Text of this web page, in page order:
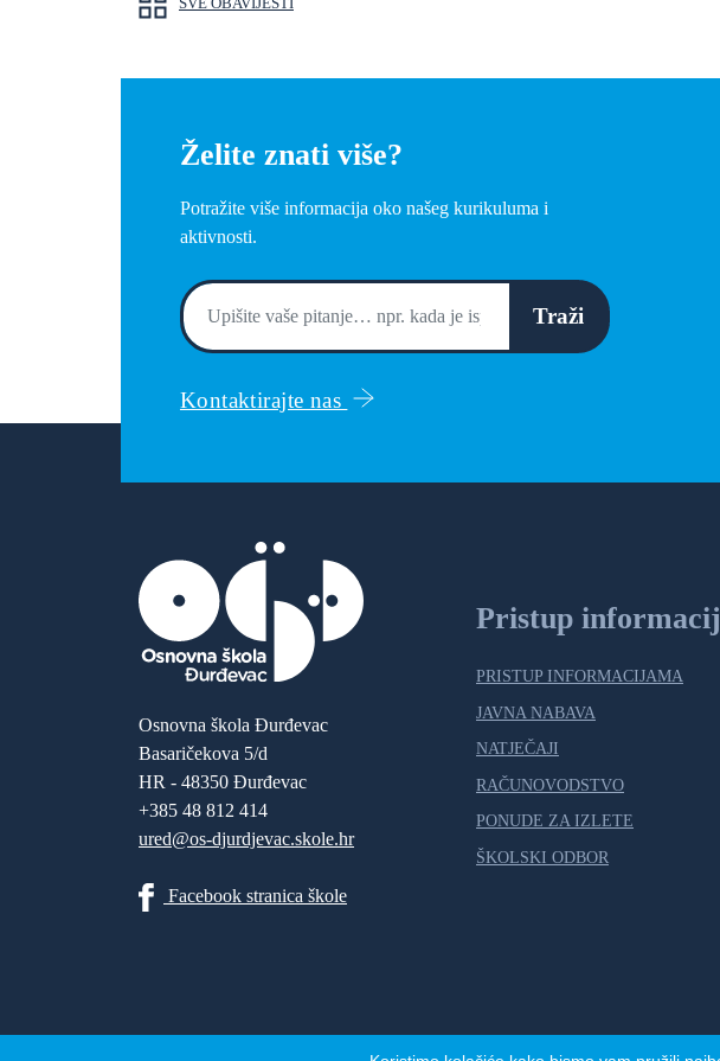
SVE OBAVIJESTI
Želite znati više?
Potražite više informacija oko našeg kurikuluma i
aktivnosti.
Traži
Kontaktirajte nas
Osnovna škola Đurđevac
Basaričekova 5/d
HR - 48350 Đurđevac
+385 48 812 414
ured@os-djurdjevac.skole.hr
Facebook stranica škole
Pristup
PRISTUP INFORMACIJAMA
JAVNA NABAVA
NATJEČAJI
RAČUNOVODSTVO
PONUDE ZA IZLETE
ŠKOLSKI ODBOR